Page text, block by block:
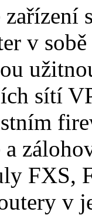
v
sítí
FXS,
v